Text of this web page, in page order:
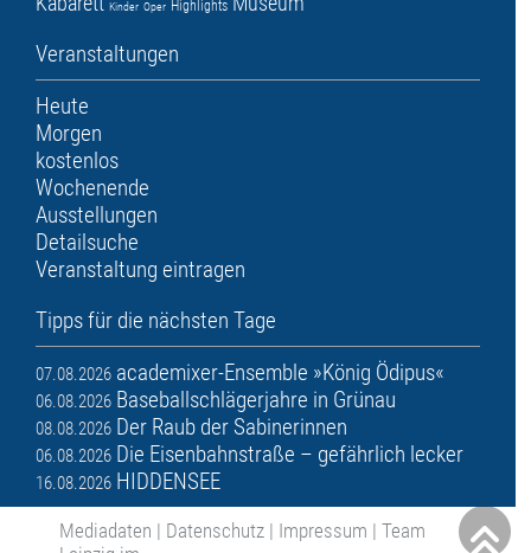
Kinder Oper Highlights
Veranstaltungen
Heute
Morgen
kostenlos
Wochenende
Ausstellungen
Detailsuche
Veranstaltung eintragen
Tipps für die nächsten Tage
07.08.2026 academixer-Ensemble »König Ödipus«
06.08.2026 Baseballschlägerjahre in Grünau
08.08.2026 Der Raub der Sabinerinnen
06.08.2026 Die Eisenbahnstraße – gefährlich lecker
16.08.2026 HIDDENSEE
Mediadaten | Datenschutz | Impressum | Team